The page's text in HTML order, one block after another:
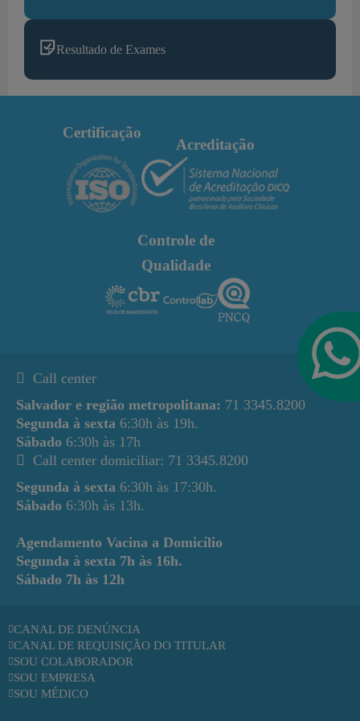
Resultado de Exames
Certificação
Acreditação
Controle de
Qualidade
Call center
Salvador e região metropolitana: 71 3345.8200
Segunda à sexta 6:30h às 19h.
Sábado 6:30h às 17h
Call center domiciliar: 71 3345.8200
Segunda à sexta 6:30h às 17:30h.
Sábado 6:30h às 13h.
Agendamento Vacina a Domicílio
Segunda à sexta 7h às 16h.
Sábado 7h às 12h
CANAL DE DENÚNCIA
CANAL DE REQUISIÇÃO DO TITULAR
SOU COLABORADOR
SOU EMPRESA
SOU MÉDICO